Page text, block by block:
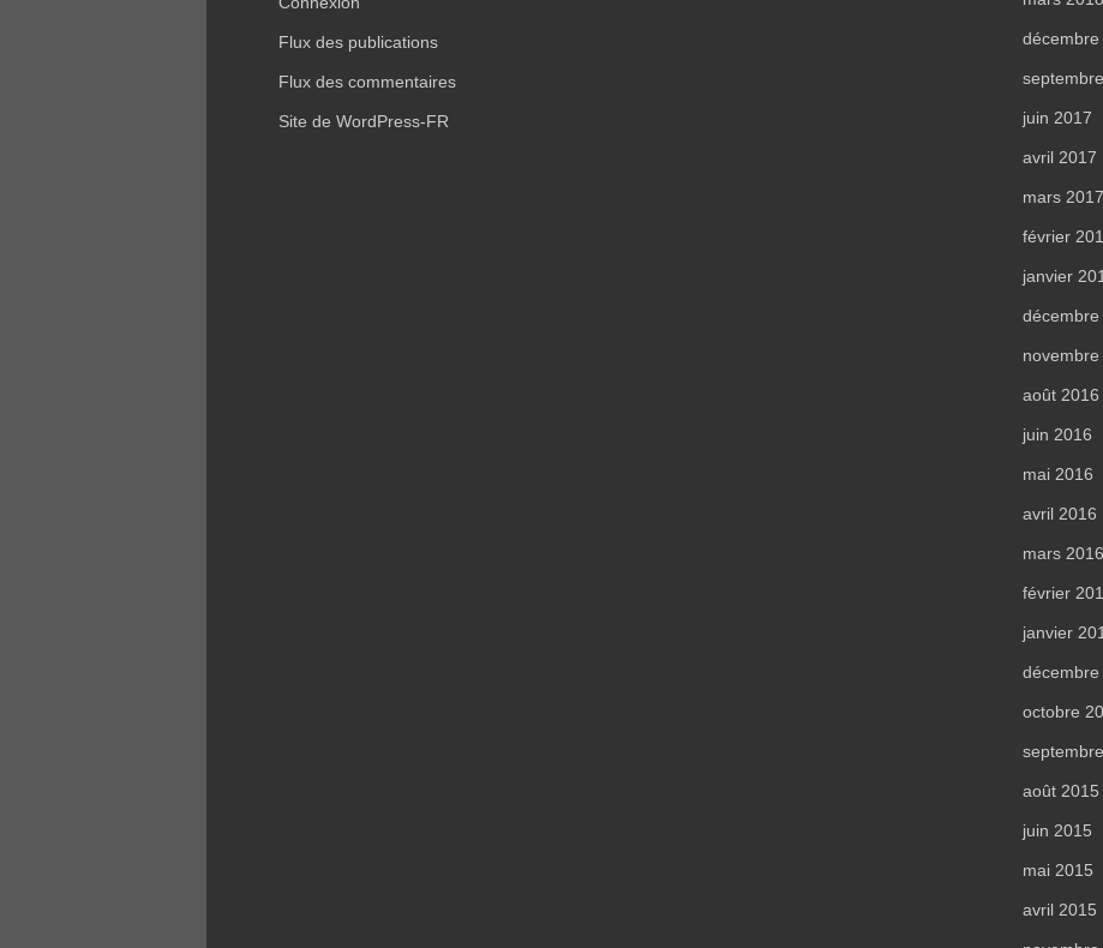
décembre
juin 2017
avril 2017
mars 2017
février
janvier
décembre
novembre
août 2016
juin 2016
mai 2016
avril 2016
mars 2016
février
janvier
décembre
octobre
août 2015
juin 2015
mai 2015
avril 2015
Flux des publications
Flux des commentaires
Site de WordPress-FR